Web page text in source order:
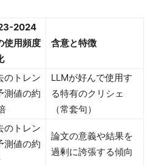
2024
使用頻度
含意と特徴
のトレン
測値の約
LLMが好んで使用す
る特有のクリシェ
（常套句）
のトレン
測値の約
論文の意義や結果を
過剰に誇張する傾向